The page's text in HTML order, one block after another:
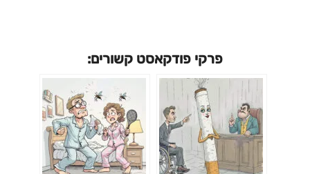
פרקי פודקאסט קשורים: